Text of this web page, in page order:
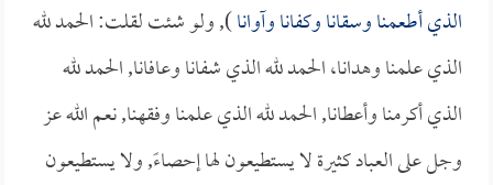
الذي أطعمنا وسقانا وكفانا وآوانا), ولو شئت لقلت: الحمد لله
الذي علمنا وهدانا، الحمد لله الذي شفانا وعافانا, الحمد لله
الذي أكرمنا وأعطانا, الحمد لله الذي علمنا وفقهنا, نعم الله عز
وجل على العباد كثيرة لا يستطيعون لها إحصاءً, ولا يستطيعون